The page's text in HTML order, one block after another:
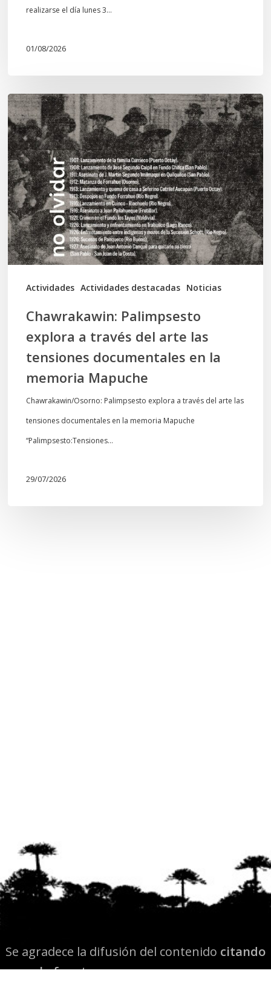
realizarse el día lunes 3…
01/08/2026
Actividades Actividades destacadas Noticias
Chawrakawin:
Palimpsesto
explora
a
través
del
arte
las
tensiones
documentales
memoria
Mapuche
Chawrakawin: Palimpsesto
explora a través del arte las
tensiones documentales en la
memoria Mapuche
Chawrakawin/Osorno: Palimpsesto explora a través del arte las
tensiones documentales en la memoria Mapuche
“Palimpsesto:Tensiones…
29/07/2026
Se agradece la difusión del contenido citando
la fuente www.mapuexpress.org